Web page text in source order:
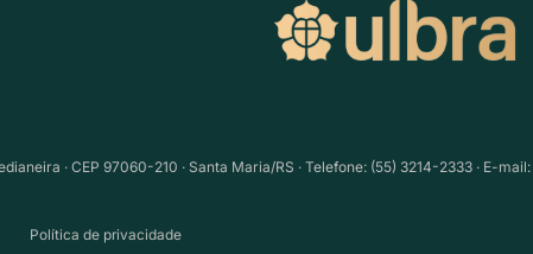
· CEP 97060-210 · Santa Maria/RS · Telefone: (55) 3214-2333 · E-mail:
Política de privacidade